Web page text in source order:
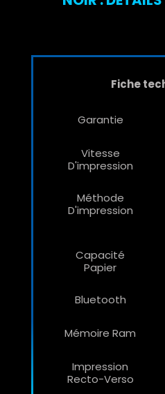
Fiche
Garantie
Vitesse
D'impression
Méthode
D'impression
Capacité
Papier
Bluetooth
Mémoire Ram
Impression
Recto-Verso